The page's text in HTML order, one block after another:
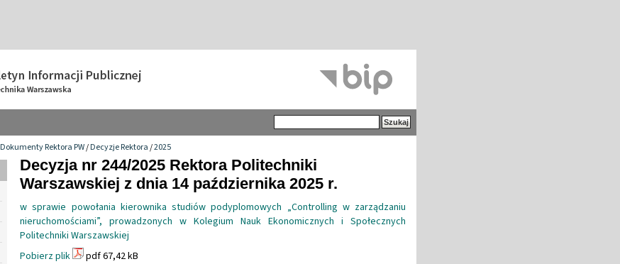
Dokumenty Rektora PW/Decyzje Rektora/2025
Decyzja nr 244/2025 Rektora Politechniki
Warszawskiej z dnia 14 października 2025 r.
w sprawie powołania kierownika studiów podyplomowych „Controlling w zarządzaniu
nieruchomościami”, prowadzonych w Kolegium Nauk Ekonomicznych i Społecznych
Politechniki Warszawskiej
Pobierz plik
pdf 67,42 kB